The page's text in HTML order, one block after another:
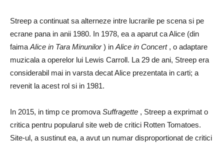
Streep a continuat sa alterneze intre lucrarile pe scena si pe
ecrane pana in anii 1980. In 1978, ea a aparut ca Alice (din
faima Alice in Tara Minunilor) in Alice in Concert, o adaptare
muzicala a operelor lui Lewis Carroll. La 29 de ani, Streep era
considerabil mai in varsta decat Alice prezentata in carti; a
revenit la acest rol si in 1981.
In 2015, in timp ce promova Suffragette , Streep a exprimat o
critica pentru popularul site web de critici Rotten Tomatoes.
Site-ul, a sustinut ea, a avut un numar disproportionat de critici